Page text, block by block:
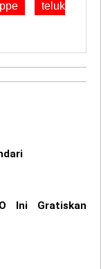
teluk
Ini Gratiskan